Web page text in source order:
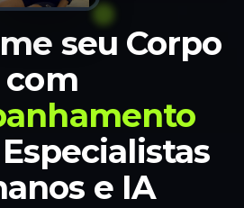
seu Corpo
com
e IA